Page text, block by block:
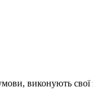
виконують свої